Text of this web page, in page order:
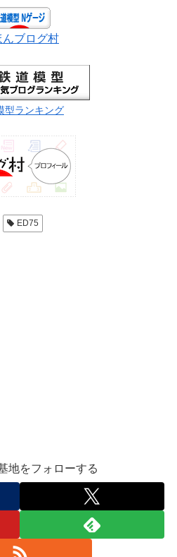
んブログ村
型ランキング
ED75
地をフォローする